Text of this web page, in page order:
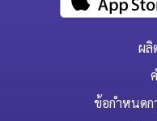
ผ
ข้อกำหนดก